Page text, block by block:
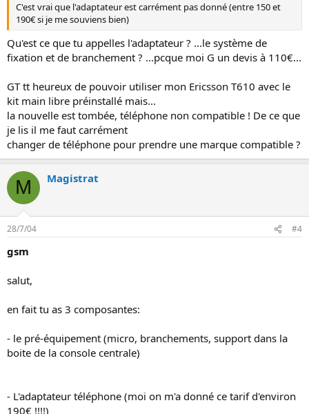
C'est vrai que l'adaptateur est carrément pas donné (entre 150 et
190€ si je me souviens bien)
Qu'est ce que tu appelles l'adaptateur ? ...le système de
fixation et de branchement ? ...pcque moi G un devis à 110€...
GT tt heureux de pouvoir utiliser mon Ericsson T610 avec le
kit main libre préinstallé mais...
la nouvelle est tombée, téléphone non compatible ! De ce que
je lis il me faut carrément
changer de téléphone pour prendre une marque compatible ?
M Magistrat
28/7/04 #4
gsm
salut,
en fait tu as 3 composantes:
- le pré-équipement (micro, branchements, support dans la
boite de la console centrale)
- L'adaptateur téléphone (moi on m'a donné ce tarif d'environ
190€ !!!!)